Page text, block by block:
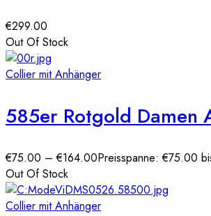
€299.00
Out Of Stock
Collier mit Anhänger
€75.00 –€164.00Preisspanne: €75.00
Out Of Stock
Collier mit Anhänger